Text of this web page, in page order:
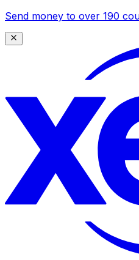
Send money to over 190